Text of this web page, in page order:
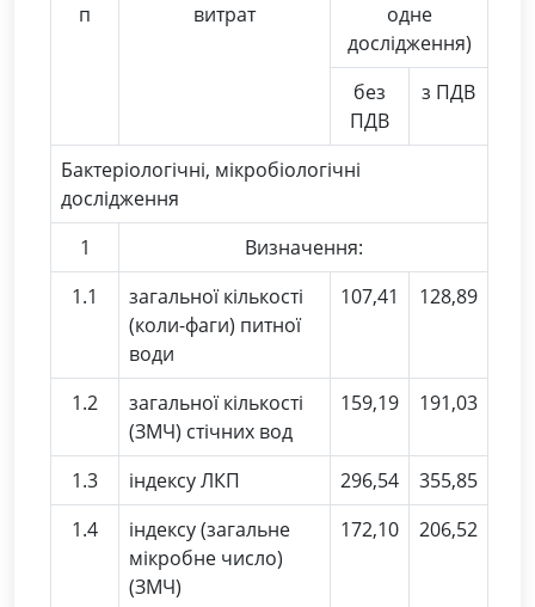
п
витрат
одне
дослідження)
без
ПДВ
з ПДВ
Бактеріологічні, мікробіологічні
дослідження
1
Визначення:
1.1
загальної кількості
(коли-фаги) питної
води
107,41 128,89
1.2
загальної кількості
(ЗМЧ) стічних вод
159,19 191,03
1.3 індексу ЛКП 296,54
355,85
1.4
індексу (загальне
мікробне число)
(ЗМЧ)
172,10 206,52